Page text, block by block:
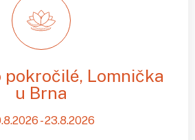
pokročilé, Lomnička
u Brna
- 23.8.2026